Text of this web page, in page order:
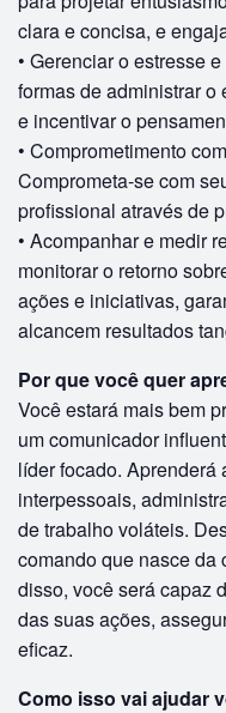
clara e concisa, e
• Gerenciar o estresse
formas de administrar
e incentivar o
• Comprometimento
Comprometa-se com
profissional através de
• Acompanhar e medir
monitorar o retorno
ações e iniciativas,
alcancem resultados
Por que você quer
Você estará mais bem
um comunicador
líder focado. Aprenderá
interpessoais,
de trabalho voláteis.
comando que nasce da
disso, você será capaz
das suas ações,
eficaz.
Como isso vai ajudar